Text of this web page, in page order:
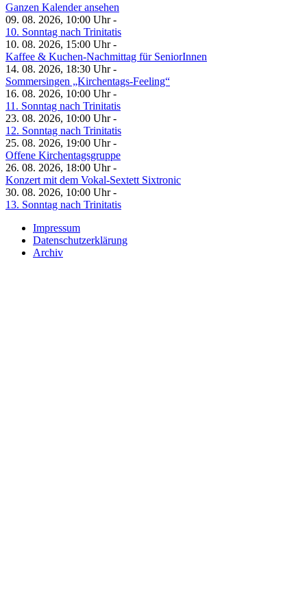
Ganzen Kalender ansehen
09. 08. 2026, 10:00 Uhr -
10. Sonntag nach Trinitatis
10. 08. 2026, 15:00 Uhr -
Kaffee & Kuchen-Nachmittag für SeniorInnen
14. 08. 2026, 18:30 Uhr -
Sommersingen „Kirchentags-Feeling“
16. 08. 2026, 10:00 Uhr -
11. Sonntag nach Trinitatis
23. 08. 2026, 10:00 Uhr -
12. Sonntag nach Trinitatis
25. 08. 2026, 19:00 Uhr -
Offene Kirchentagsgruppe
26. 08. 2026, 18:00 Uhr -
Konzert mit dem Vokal-Sextett Sixtronic
30. 08. 2026, 10:00 Uhr -
13. Sonntag nach Trinitatis
Impressum
Datenschutzerklärung
Archiv